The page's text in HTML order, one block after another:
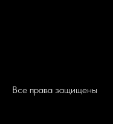
Все права защищены